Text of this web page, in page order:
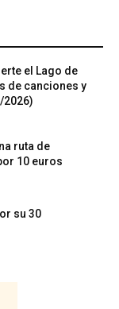
el Lago de
de canciones y
ruta de
10 euros
su 30